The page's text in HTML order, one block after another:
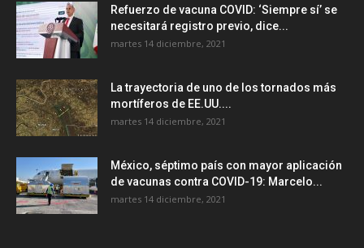
Refuerzo de vacuna COVID: ‘Siempre sí’ se
necesitará registro previo, dice...
martes 14 diciembre, 2021
La trayectoria de uno de los tornados más
mortíferos de EE.UU....
martes 14 diciembre, 2021
México, séptimo país con mayor aplicación
de vacunas contra COVID-19: Marcelo...
martes 14 diciembre, 2021